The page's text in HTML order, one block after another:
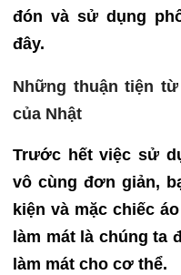
đón và sử dụng
đây.
Những thuận tiện
của Nhật
Trước hết việc sử
vô cùng đơn giản,
kiện và mặc chiếc
làm mát là chúng ta
làm mát cho cơ thể.